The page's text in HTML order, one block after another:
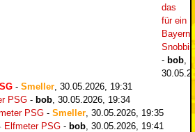
das
für ein
Bayern-
- bob
- Smeller 30.05.2026, 19:31
PSG - bob 30.05.2026, 19:34
PSG - Smeller 30.05.2026, 19:35
Elfmeter PSG - bob 30.05.2026, 19:41